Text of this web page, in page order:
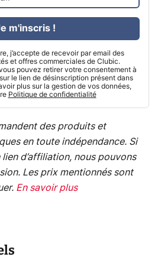
j’accepte de recevoir par email des
et offres commerciales de Clubic.
pouvez retirer votre consentement à
le lien de désinscription présent dans
plus sur la gestion de vos données,
Politique de confidentialité
m'inscris !
des produits et
en toute indépendance. Si
d’affiliation, nous pouvons
Les prix mentionnés sont
En savoir plus